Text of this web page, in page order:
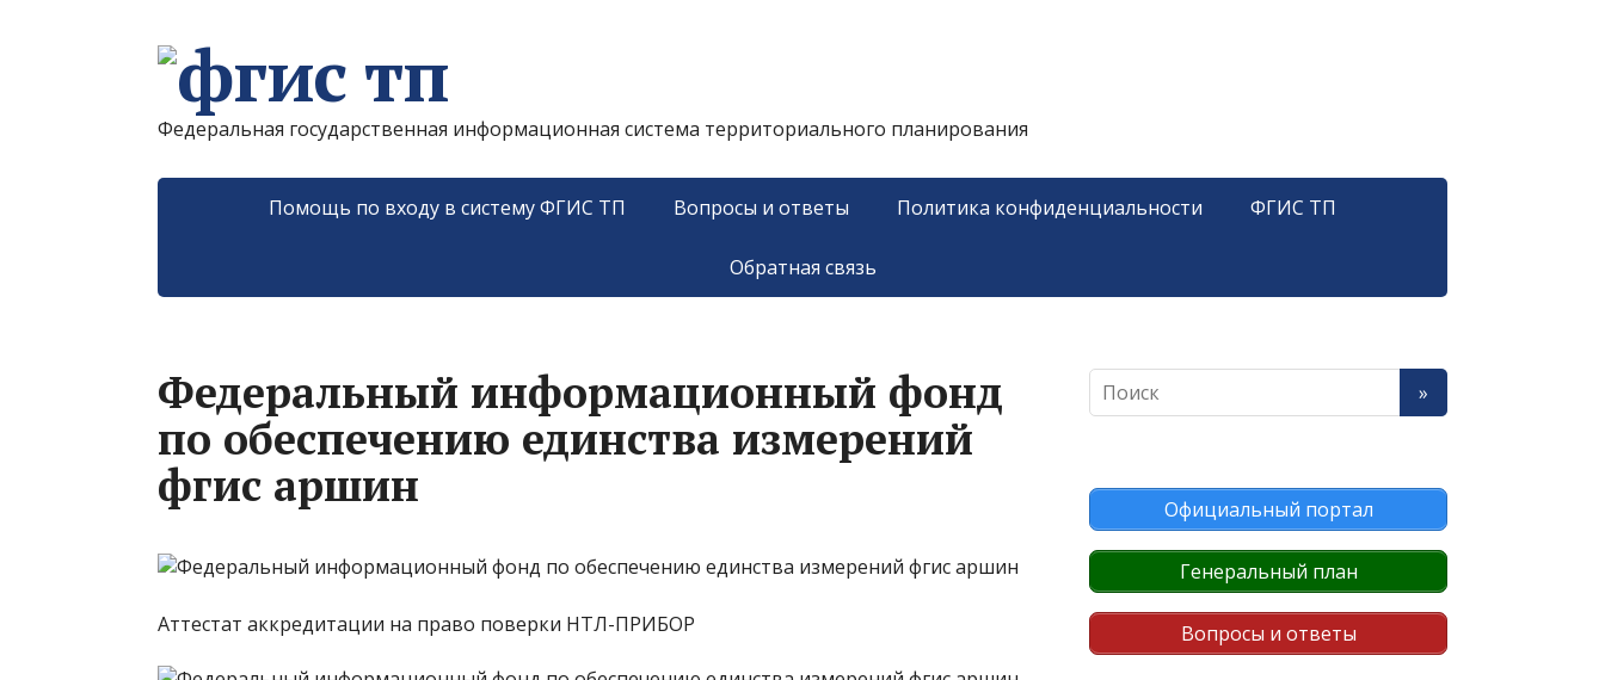
Федеральная государственная информационная система территориального планирования
Помощь по входу в систему ФГИС ТП Вопросы и ответы Политика конфиденциальности ФГИС ТП
Обратная связь
Федеральный информационный фонд
по обеспечению единства измерений
фгис аршин
Аттестат аккредитации на право поверки НТЛ-ПРИБОР
Официальный портал
Генеральный план
Вопросы и ответы